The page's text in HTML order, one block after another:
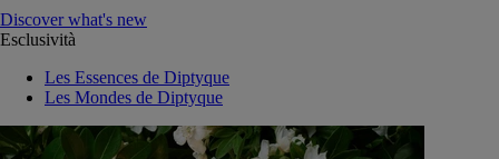
Discover what's new
Esclusività
Les Essences de Diptyque
Les Mondes de Diptyque